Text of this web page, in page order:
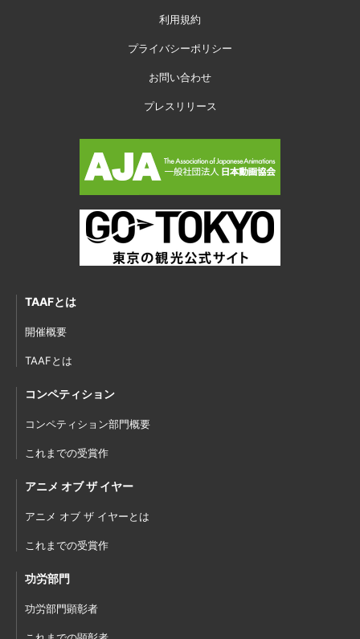
利用規約
プライバシーポリシー
お問い合わせ
プレスリリース
TAAFとは
開催概要
TAAFとは
コンペティション
コンペティション部門概要
これまでの受賞作
アニメ オブ ザ イヤー
アニメ オブ ザ イヤーとは
これまでの受賞作
功労部門
功労部門顕彰者